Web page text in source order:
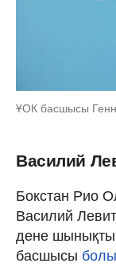
ҰОК басшысы
Василий
Бокстан Рио
Василий
дене
басшысы